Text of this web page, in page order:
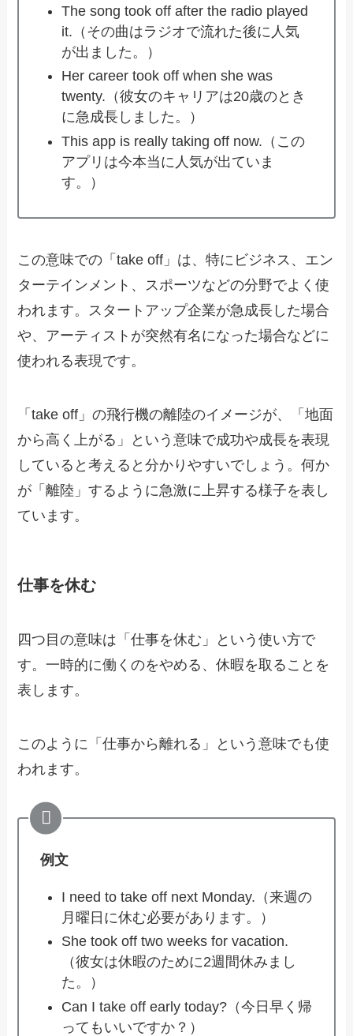
The song took off after the radio played
it.（その曲はラジオで流れた後に人気
が出ました。）
Her career took off when she was
twenty.（彼女のキャリアは20歳のとき
に急成長しました。）
This app is really taking off now.（この
アプリは今本当に人気が出ていま
す。）
この意味での「take off」は、特にビジネス、エン
ターテインメント、スポーツなどの分野でよく使
われます。スタートアップ企業が急成長した場合
や、アーティストが突然有名になった場合などに
使われる表現です。
「take off」の飛行機の離陸のイメージが、「地面
から高く上がる」という意味で成功や成長を表現
していると考えると分かりやすいでしょう。何か
が「離陸」するように急激に上昇する様子を表し
ています。
仕事を休む
四つ目の意味は「仕事を休む」という使い方で
す。一時的に働くのをやめる、休暇を取ることを
表します。
このように「仕事から離れる」という意味でも使
われます。
例文
I need to take off next Monday.（来週の
月曜日に休む必要があります。）
She took off two weeks for vacation.
（彼女は休暇のために2週間休みまし
た。）
Can I take off early today?（今日早く帰
ってもいいですか？）